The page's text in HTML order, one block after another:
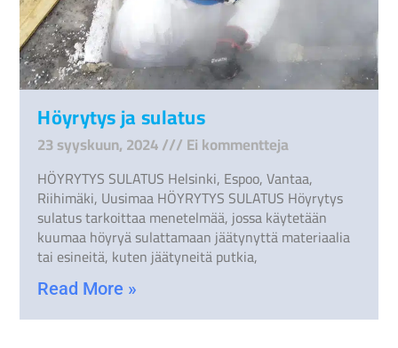
Höyrytys ja sulatus
23 syyskuun, 2024 Ei kommentteja
HÖYRYTYS SULATUS Helsinki, Espoo, Vantaa,
Riihimäki, Uusimaa HÖYRYTYS SULATUS Höyrytys
sulatus tarkoittaa menetelmää, jossa käytetään
kuumaa höyryä sulattamaan jäätynyttä materiaalia
tai esineitä, kuten jäätyneitä putkia,
Read More »